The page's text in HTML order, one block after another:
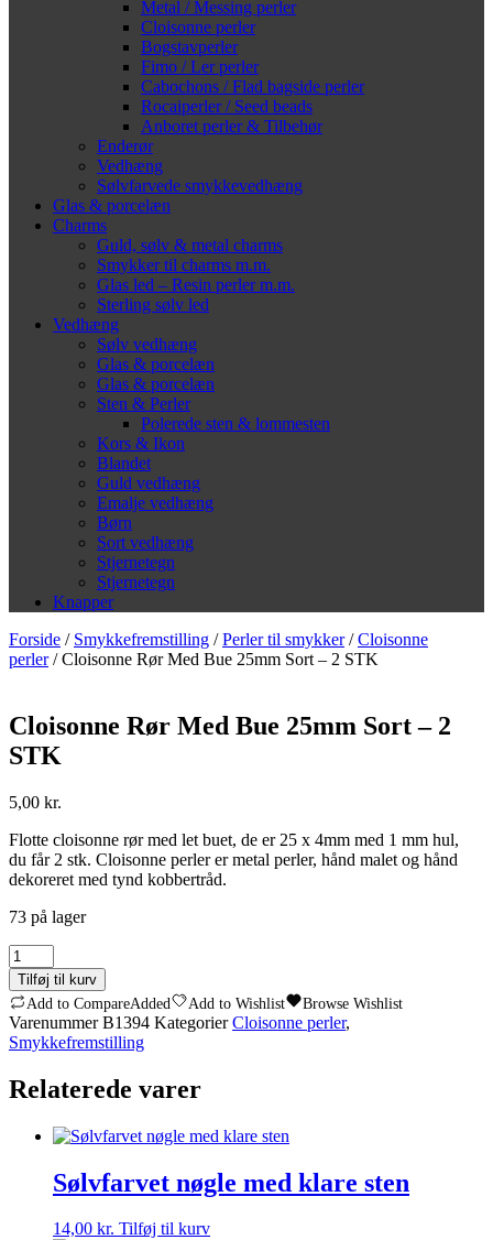
Metal / Messing perler
Cloisonne perler
Bogstavperler
Fimo / Ler perler
Cabochons / Flad bagside perler
Rocaiperler / Seed beads
Anboret perler & Tilbehør
Enderør
Vedhæng
Sølvfarvede smykkevedhæng
Glas & porcelæn
Charms
Guld, sølv & metal charms
Smykker til charms m.m.
Glas led – Resin perler m.m.
Sterling sølv led
Vedhæng
Sølv vedhæng
Glas & porcelæn
Glas & porcelæn
Sten & Perler
Polerede sten & lommesten
Kors & Ikon
Blandet
Guld vedhæng
Emalje vedhæng
Børn
Sort vedhæng
Stjernetegn
Stjernetegn
Knapper
Forside / Smykkefremstilling /Perler til smykker/Cloisonne
perler/ Cloisonne Rør Med Bue 25mm Sort – 2 STK
Cloisonne Rør Med Bue 25mm Sort – 2
STK
5,00 kr.
Flotte cloisonne rør med let buet, de er 25 x 4mm med 1 mm hul,
du får 2 stk. Cloisonne perler er metal perler, hånd malet og hånd
dekoreret med tynd kobbertråd.
73 på lager
Cloisonne
Rør
Med
Bue
25mm
Sort
2
antal
Tilføj til kurv
Add to CompareAdded Add to Wishlist Browse Wishlist
VarenummerB1394 Kategorier Cloisonne perler,
Smykkefremstilling
Relaterede varer
Sølvfarvet nøgle med klare sten
14,00 kr. Tilføj til kurv